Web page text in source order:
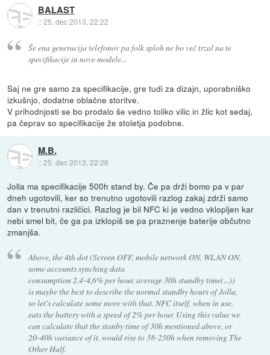
BALAST
::25. dec 2013, 22:22
Še ena generacija telefonov pa folk sploh ne bo več trzal na te
specifikacije in nove modele...
Saj ne gre samo za specifikacije, gre tudi za dizajn, uporabniško
izkušnjo, dodatne oblačne storitve.
V prihodnjosti se bo prodalo še vedno toliko vilic in žlic kot sedaj,
pa čeprav so specifikacije že stoletja podobne.
M.B.
::25. dec 2013, 22:26
Jolla ma specifikacije 500h stand by. Če pa drži bomo pa v par
dneh ugotovili, ker so trenutno ugotovili razlog zakaj zdrži samo
dan v trenutni različici. Razlog je bil NFC ki je vedno vklopljen kar
nebi smel bit, če ga pa izklopiš se pa praznenje baterije občutno
zmanjša.
Above, the 4th dot (Screen OFF, mobile network ON, WLAN ON,
some accounts synching data
consumption 2,4-4,6% per hour, average 30h standby time(...))
is maybe the best to describe the normal standby hours of Jolla,
so let's calculate some more with that. NFC itself, when in use,
eats the battery with a speed of 2% per hour. Using this value we
can calculate that the stanby time of 30h mentioned above, or
20-40h variance of it, would rise to 38-250h when removing The
Other Half.